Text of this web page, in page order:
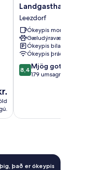
Landgasthaus
Leezdorfer
Hof
Leezdorf
Landgasthaus
Leezdorf
Ókeypis morgunverður
Gæludýravænt
Ókeypis bílastæði
Ókeypis þráðlaust net
8.4
af
umsagnir
8,4 Mjög gott
179 umsagnir
það er ókeypis